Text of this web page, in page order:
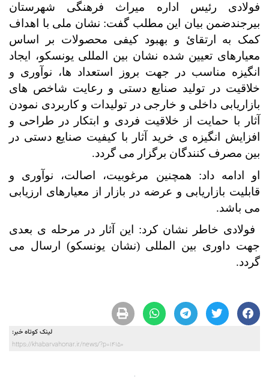
فولادی رئیس اداره میراث فرهنگی شهرستان
بیرجندضمن بیان این مطلب گفت: نشان ملی با اهداف
کمک به ارتقائ و بهبود کیفی محصولات بر اساس
معیارهای تعیین شده نشان بین المللی یونسکو، ایجاد
انگیزه مناسب در جهت بروز استعداد ها، نوآوری و
خلاقیت در تولید صنایع دستی و رعایت شاخص های
بازاریابی داخلی و خارجی در تولیدات و کاربردی نمودن
آثار با حمایت از خلاقیت فردی و ابتکار در طراحی و
افزایش انگیزه ی خرید آثار با کیفیت صنایع دستی در
بین مصرف کنندگان برگزار می گردد.
او ادامه داد: همچنین مرغوبیت، اصالت، نوآوری و
قابلیت بازاریابی و عرضه در بازار از معیارهای ارزیابی
می باشد.
فولادی خاطر نشان کرد: این آثار در مرحله ی بعدی
جهت داوری بین المللی (نشان یونسکو) ارسال می
گردد.
لینک کوتاه خبر:
https://khabarvahonar.ir/news/?p=14150